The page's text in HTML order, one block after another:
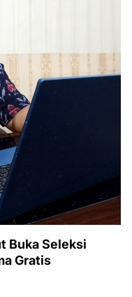
Buka Seleksi
Gratis